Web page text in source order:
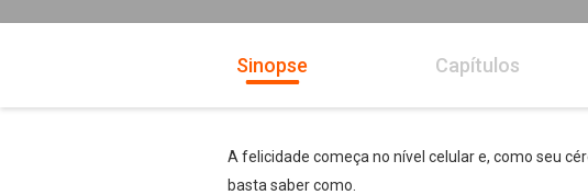
Sinopse Capítulos
A felicidade começa no nível celular e, como seu
basta saber como.